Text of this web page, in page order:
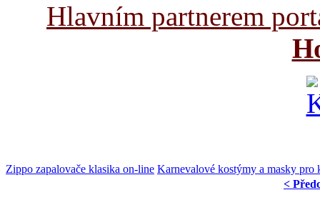
Hlavním partnerem
Zippo zapalovače klasika on-line Karnevalové kostýmy a masky pro
<